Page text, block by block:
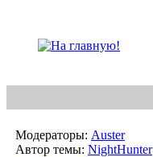
Модераторы: Auster
Автор темы: NightHunter